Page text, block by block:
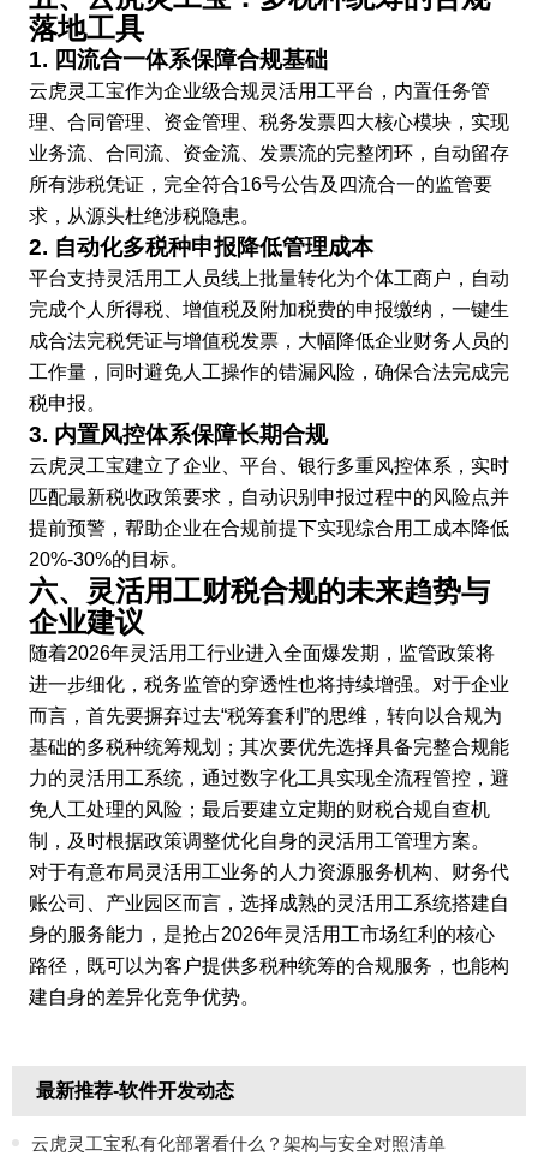
落地工具
1. 四流合一体系保障合规基础
云虎灵工宝作为企业级合规灵活用工平台，内置任务管
理、合同管理、资金管理、税务发票四大核心模块，实现
业务流、合同流、资金流、发票流的完整闭环，自动留存
所有涉税凭证，完全符合16号公告及四流合一的监管要
求，从源头杜绝涉税隐患。
2. 自动化多税种申报降低管理成本
平台支持灵活用工人员线上批量转化为个体工商户，自动
完成个人所得税、增值税及附加税费的申报缴纳，一键生
成合法完税凭证与增值税发票，大幅降低企业财务人员的
工作量，同时避免人工操作的错漏风险，确保合法完成完
税申报。
3. 内置风控体系保障长期合规
云虎灵工宝建立了企业、平台、银行多重风控体系，实时
匹配最新税收政策要求，自动识别申报过程中的风险点并
提前预警，帮助企业在合规前提下实现综合用工成本降低
20%-30%的目标。
六、灵活用工财税合规的未来趋势与
企业建议
随着2026年灵活用工行业进入全面爆发期，监管政策将
进一步细化，税务监管的穿透性也将持续增强。对于企业
而言，首先要摒弃过去“税筹套利”的思维，转向以合规为
基础的多税种统筹规划；其次要优先选择具备完整合规能
力的灵活用工系统，通过数字化工具实现全流程管控，避
免人工处理的风险；最后要建立定期的财税合规自查机
制，及时根据政策调整优化自身的灵活用工管理方案。
对于有意布局灵活用工业务的人力资源服务机构、财务代
账公司、产业园区而言，选择成熟的灵活用工系统搭建自
身的服务能力，是抢占2026年灵活用工市场红利的核心
路径，既可以为客户提供多税种统筹的合规服务，也能构
建自身的差异化竞争优势。
最新推荐-软件开发动态
云虎灵工宝私有化部署看什么？架构与安全对照清单